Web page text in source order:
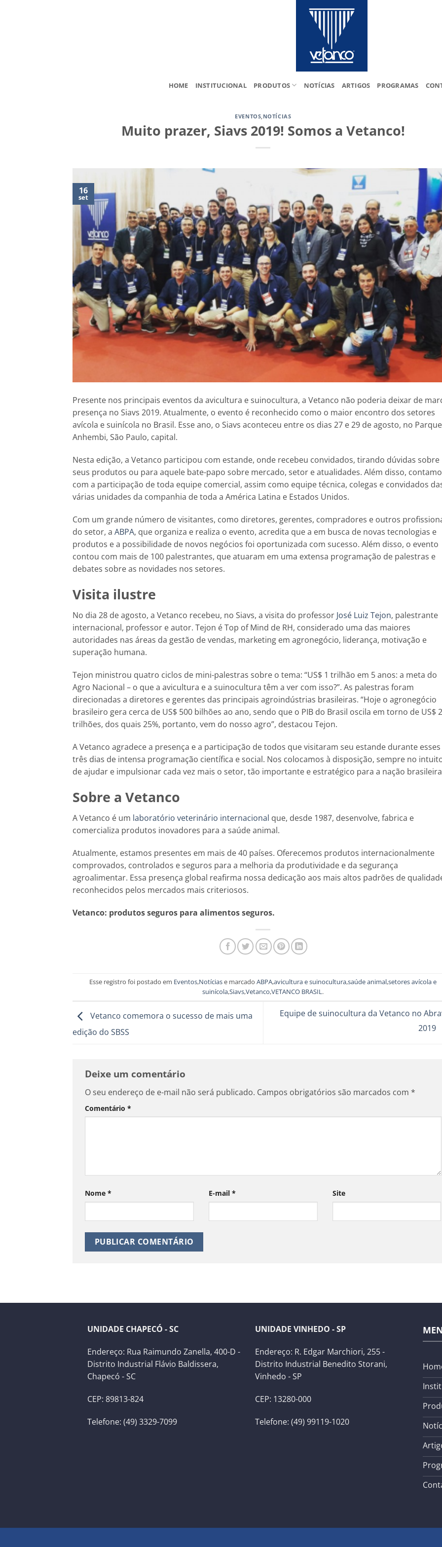
HOME INSTITUCIONAL PRODUTOS NOTÍCIAS ARTIGOS PROGRAMAS
EVENTOS,NOTÍCIAS
Muito prazer, Siavs 2019! Somos a Vetanco!
16
set
Presente nos principais eventos da avicultura e suinocultura, a Vetanco não poderia deixar de
presença no Siavs 2019. Atualmente, o evento é reconhecido como o maior encontro dos setores
avícola e suinícola no Brasil. Esse ano, o Siavs aconteceu entre os dias 27 e 29 de agosto, no Parque
Anhembi, São Paulo, capital.
Nesta edição, a Vetanco participou com estande, onde recebeu convidados, tirando dúvidas sobre
seus produtos ou para aquele bate-papo sobre mercado, setor e atualidades. Além disso,
com a participação de toda equipe comercial, assim como equipe técnica, colegas e convidados
várias unidades da companhia de toda a América Latina e Estados Unidos.
Com um grande número de visitantes, como diretores, gerentes, compradores e outros
do setor, a ABPA, que organiza e realiza o evento, acredita que a em busca de novas tecnologias e
produtos e a possibilidade de novos negócios foi oportunizada com sucesso. Além disso, o evento
contou com mais de 100 palestrantes, que atuaram em uma extensa programação de palestras e
debates sobre as novidades nos setores.
Visita ilustre
No dia 28 de agosto, a Vetanco recebeu, no Siavs, a visita do professor José Luiz Tejon, palestrante
internacional, professor e autor. Tejon é Top of Mind de RH, considerado uma das maiores
autoridades nas áreas da gestão de vendas, marketing em agronegócio, liderança, motivação e
superação humana.
Tejon ministrou quatro ciclos de mini-palestras sobre o tema: “US$ 1 trilhão em 5 anos: a meta do
Agro Nacional – o que a avicultura e a suinocultura têm a ver com isso?”. As palestras foram
direcionadas a diretores e gerentes das principais agroindústrias brasileiras. “Hoje o agronegócio
brasileiro gera cerca de US$ 500 bilhões ao ano, sendo que o PIB do Brasil oscila em torno de US$ 2
trilhões, dos quais 25%, portanto, vem do nosso agro”, destacou Tejon.
A Vetanco agradece a presença e a participação de todos que visitaram seu estande durante esses
três dias de intensa programação científica e social. Nos colocamos à disposição, sempre no
de ajudar e impulsionar cada vez mais o setor, tão importante e estratégico para a nação
Sobre a Vetanco
A Vetanco é um laboratório veterinário internacional que, desde 1987, desenvolve, fabrica e
comercializa produtos inovadores para a saúde animal.
Atualmente, estamos presentes em mais de 40 países. Oferecemos produtos internacionalmente
comprovados, controlados e seguros para a melhoria da produtividade e da segurança
agroalimentar. Essa presença global reafirma nossa dedicação aos mais altos padrões de
reconhecidos pelos mercados mais criteriosos.
Vetanco: produtos seguros para alimentos seguros.
Esse registro foi postado em Eventos,Notíciase marcadoABPA,avicultura e suinocultura,saúde animal,setores avícola e
suinícola,Siavs,Vetanco,VETANCO BRASIL.
Vetanco comemora o sucesso de mais uma
edição do SBSS
Equipe de suinocultura da Vetanco no
2019
Deixe um comentário
O seu endereço de e-mail não será publicado. Campos obrigatórios são marcados com *
Comentário *
Nome * E-mail * Site
UNIDADE CHAPECÓ - SC
Endereço: Rua Raimundo Zanella, 400-D -
Distrito Industrial Flávio Baldissera,
Chapecó - SC
CEP: 89813-824
Telefone: (49) 3329-7099
UNIDADE VINHEDO - SP
Endereço: R. Edgar Marchiori, 255 -
Distrito Industrial Benedito Storani,
Vinhedo - SP
CEP: 13280-000
Telefone: (49) 99119-1020